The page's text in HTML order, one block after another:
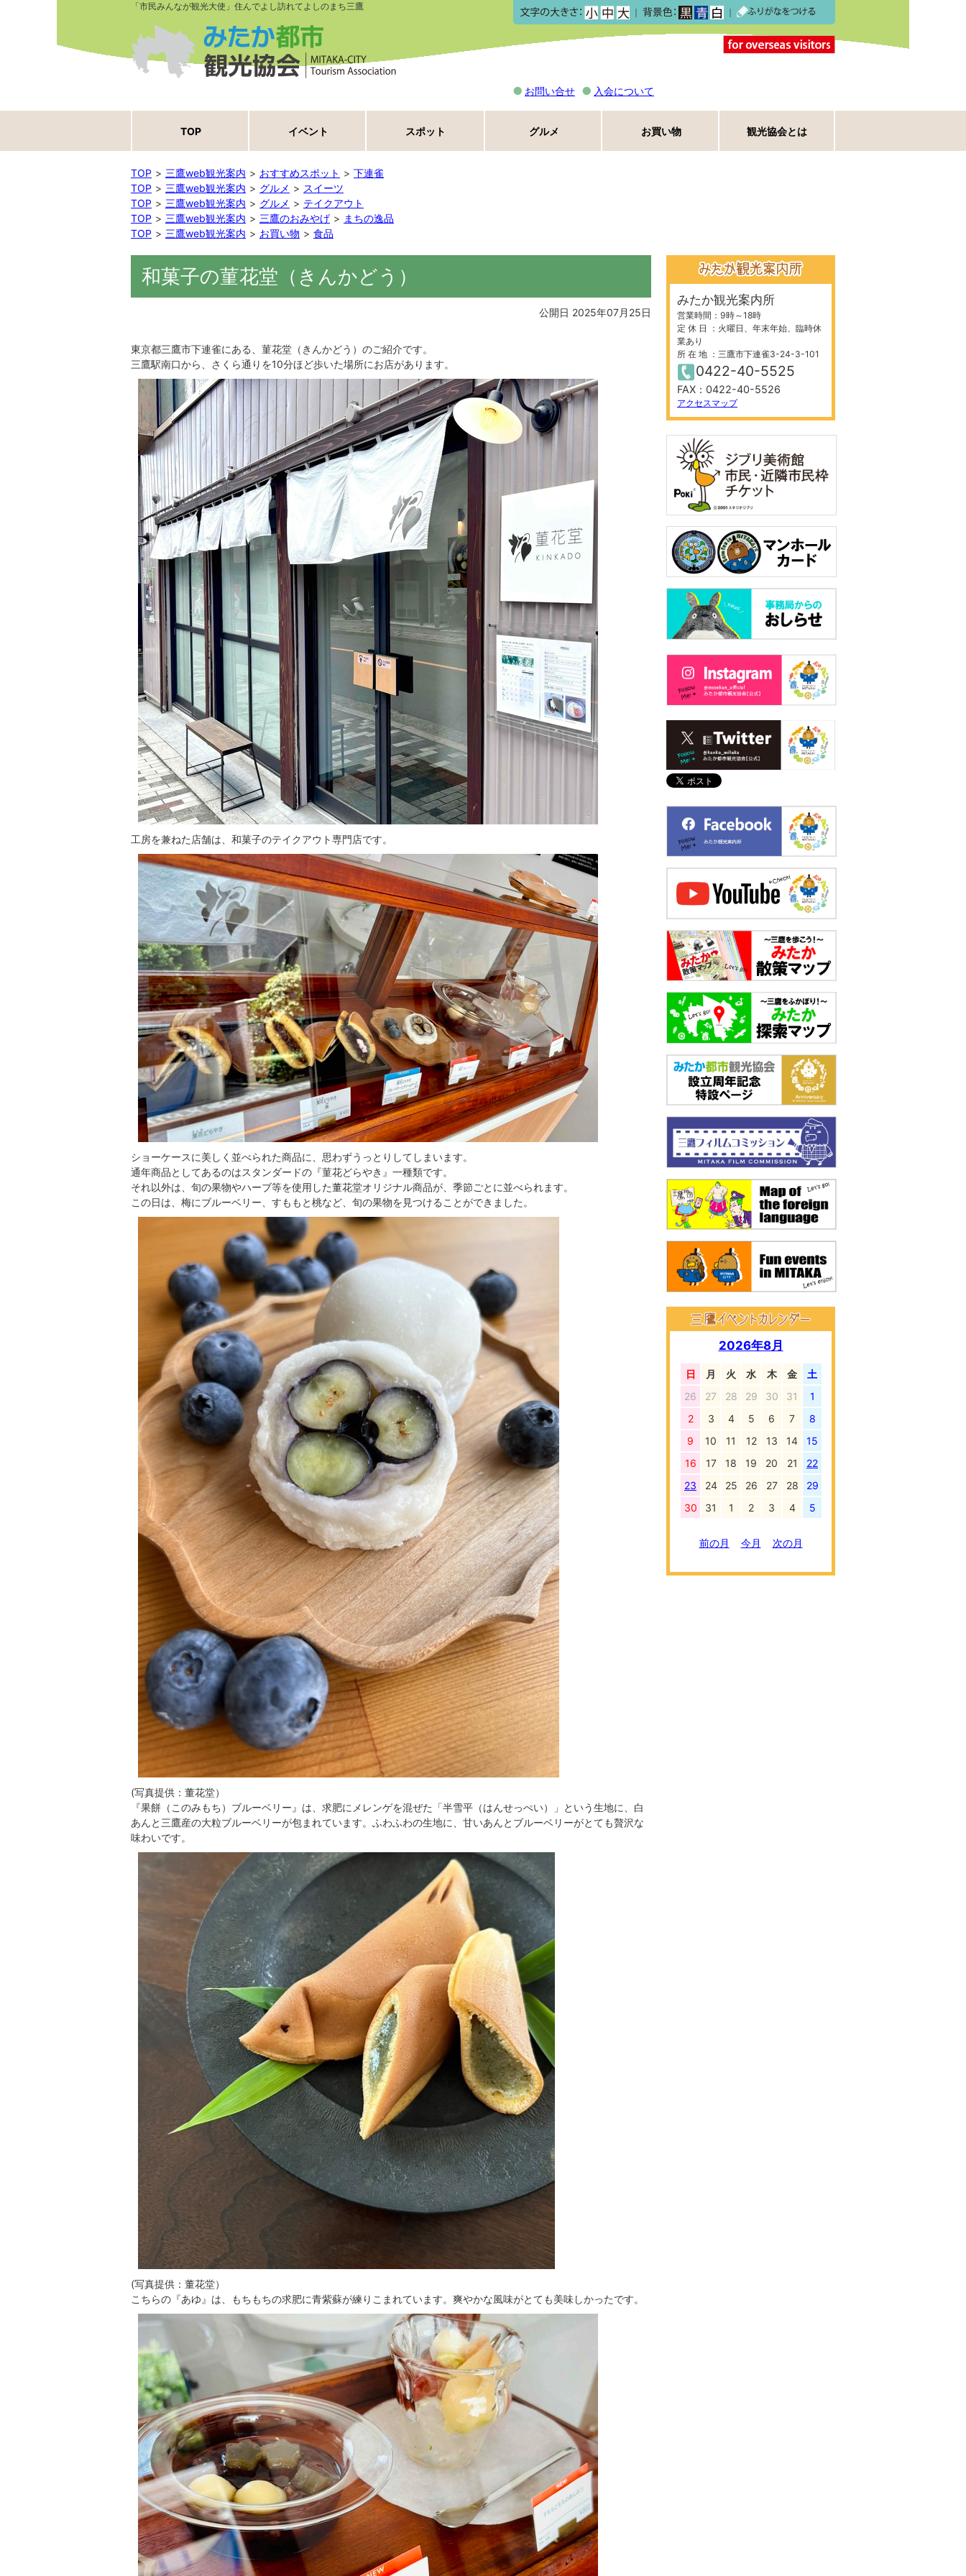
「市民みんなが観光大使」住んでよし訪れてよしのまち三鷹
｜ ｜
お問い合せ 入会について
TOP イベント スポット グルメ お買い物 観光協会とは
TOP 三鷹web観光案内 おすすめスポット
下連雀
TOP
三鷹web観光案内 グルメ
スイーツ
TOP
三鷹web観光案内 グルメ
テイクアウト
TOP
三鷹web観光案内 三鷹のおみやげ
まちの逸品
TOP
三鷹web観光案内 お買い物 食品
和菓子の菫花堂（きんかどう）
公開日 2025年07月25日
東京都三鷹市下連雀にある、菫花堂（きんかどう）のご紹介です。
三鷹駅南口から、さくら通りを10分ほど歩いた場所にお店があります。
工房を兼ねた店舗は、和菓子のテイクアウト専門店です。
ショーケースに美しく並べられた商品に、思わずうっとりしてしまいます。
通年商品としてあるのはスタンダードの『菫花どらやき』一種類です。
それ以外は、旬の果物やハーブ等を使用した董花堂オリジナル商品が、季節ごとに並べられます。
この日は、梅にブルーベリー、すももと桃など、旬の果物を見つけることができました。
(写真提供：董花堂）
『果餅（このみもち）ブルーベリー』は、求肥にメレンゲを混ぜた「半雪平（はんせっぺい）」という生地に、白
あんと三鷹産の大粒ブルーベリーが包まれています。ふわふわの生地に、甘いあんとブルーベリーがとても贅沢な
味わいです。
(写真提供：董花堂）
こちらの『あゆ』は、もちもちの求肥に青紫蘇が練りこまれています。爽やかな風味がとても美味しかったです。
みたか観光案内所
営業時間：9時～18時
定 休 日 ：火曜日、年末年始、臨時休
業あり
所 在 地 ：三鷹市下連雀3-24-3-101
0422-40-5525
FAX：0422-40-5526
アクセスマップ
2026年8月
日 月 火 水 木 金
土
26
27 28 29 30 31
1
2
3 4 5 6 7
8
9
10 11 12 13 14
15
16
17 18 19 20 21
22
23
24 25 26 27 28
29
30
31 1 2 3 4 5
前の月 今月 次の月